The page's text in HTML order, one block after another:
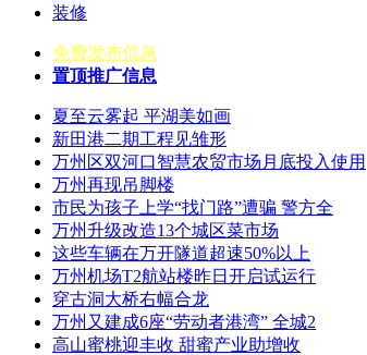
装修
免费发布信息
置顶推广信息
夏至云雾起 平湖美如画
新田港二期工程见雏形
万州区双河口智慧农贸市场月底投入使用
万州再现吊脚楼
市民为孩子上学“找门路”遭骗 警方全
万州升级改造13个城区菜市场
这些车辆在万开隧道超速50%以上
万州机场T2航站楼昨日开启试运行
穿古洞大桥右幅合龙
万州又建成6座“劳动者港湾” 全城2
高山蜜桃迎丰收 甜蜜产业助增收